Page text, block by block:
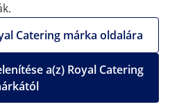
Catering márka oldalára
a(z) Royal Catering